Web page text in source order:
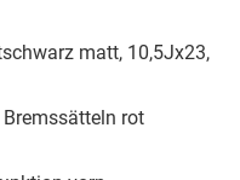
matt, 10,5Jx23,
rot